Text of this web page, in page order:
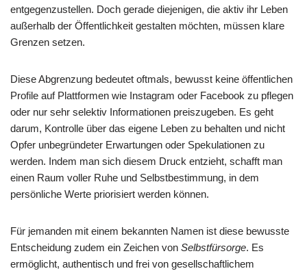
entgegenzustellen. Doch gerade diejenigen, die aktiv ihr Leben
außerhalb der Öffentlichkeit gestalten möchten, müssen klare
Grenzen setzen.
Diese Abgrenzung bedeutet oftmals, bewusst keine öffentlichen
Profile auf Plattformen wie Instagram oder Facebook zu pflegen
oder nur sehr selektiv Informationen preiszugeben. Es geht
darum, Kontrolle über das eigene Leben zu behalten und nicht
Opfer unbegründeter Erwartungen oder Spekulationen zu
werden. Indem man sich diesem Druck entzieht, schafft man
einen Raum voller Ruhe und Selbstbestimmung, in dem
persönliche Werte priorisiert werden können.
Für jemanden mit einem bekannten Namen ist diese bewusste
Entscheidung zudem ein Zeichen von Selbstfürsorge. Es
ermöglicht, authentisch und frei von gesellschaftlichem